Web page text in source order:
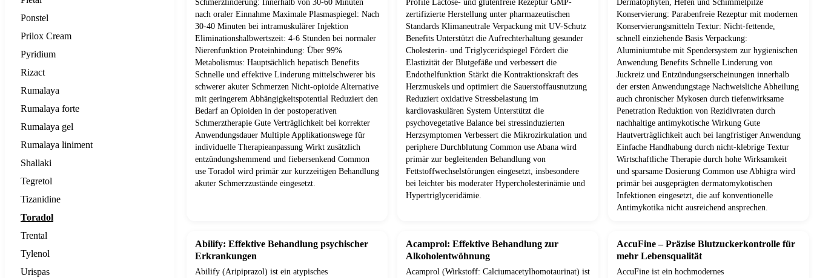
Schmerzlinderung: Innerhalb von 30-60 Minuten
nach oraler Einnahme Maximale Plasmaspiegel: Nach
30-40 Minuten bei intramuskulärer Injektion
Eliminationshalbwertszeit: 4-6 Stunden bei normaler
Nierenfunktion Proteinhindung: Über 99%
Metabolismus: Hauptsächlich hepatisch Benefits
Schnelle und effektive Linderung mittelschwerer bis
schwerer akuter Schmerzen Nicht-opioide Alternative
mit geringerem Abhängigkeitspotential Reduziert den
Bedarf an Opioiden in der postoperativen
Schmerztherapie Gute Verträglichkeit bei korrekter
Anwendungsdauer Multiple Applikationswege für
individuelle Therapieanpassung Wirkt zusätzlich
entzündungshemmend und fiebersenkend Common
use Toradol wird primär zur kurzzeitigen Behandlung
akuter Schmerzzustände eingesetzt.
Profile Lactose- und glutenfreie Rezeptur GMP-
zertifizierte Herstellung unter pharmazeutischen
Standards Klimaneutrale Verpackung mit UV-Schutz
Benefits Unterstützt die Aufrechterhaltung gesunder
Cholesterin- und Triglyceridspiegel Fördert die
Elastizität der Blutgefäße und verbessert die
Endothelfunktion Stärkt die Kontraktionskraft des
Herzmuskels und optimiert die Sauerstoffausnutzung
Reduziert oxidative Stressbelastung im
kardiovaskulären System Unterstützt die
psychovegetative Balance bei stressinduzierten
Herzsymptomen Verbessert die Mikrozirkulation und
periphere Durchblutung Common use Abana wird
primär zur begleitenden Behandlung von
Fettstoffwechselstörungen eingesetzt, insbesondere
bei leichter bis moderater Hypercholesterinämie und
Hypertriglyceridämie.
Dermatophyten, Hefen und Schimmelpilze
Konservierung: Parabenfreie Rezeptur mit modernen
Konservierungsmitteln Textur: Nicht-fettende,
schnell einziehende Basis Verpackung:
Aluminiumtube mit Spendersystem zur hygienischen
Anwendung Benefits Schnelle Linderung von
Juckreiz und Entzündungserscheinungen innerhalb
der ersten Anwendungstage Nachweisliche Abheilung
auch chronischer Mykosen durch tiefenwirksame
Penetration Reduktion von Rezidivraten durch
nachhaltige antimykotische Wirkung Gute
Hautverträglichkeit auch bei langfristiger Anwendung
Einfache Handhabung durch nicht-klebrige Textur
Wirtschaftliche Therapie durch hohe Wirksamkeit
und sparsame Dosierung Common use Abhigra wird
primär bei ausgeprägten dermatomykotischen
Infektionen eingesetzt, die auf konventionelle
Antimykotika nicht ausreichend ansprechen.
Abilify: Effektive Behandlung psychischer
Erkrankungen
Abilify (Aripiprazol) ist ein atypisches
Acamprol: Effektive Behandlung zur
Alkoholentwöhnung
Acamprol (Wirkstoff: Calciumacetylhomotaurinat) ist
AccuFine – Präzise Blutzuckerkontrolle für
mehr Lebensqualität
AccuFine ist ein hochmodernes
Ponstel
Prilox Cream
Pyridium
Rizact
Rumalaya
Rumalaya forte
Rumalaya gel
Rumalaya liniment
Shallaki
Tegretol
Tizanidine
Toradol
Trental
Tylenol
Urispas